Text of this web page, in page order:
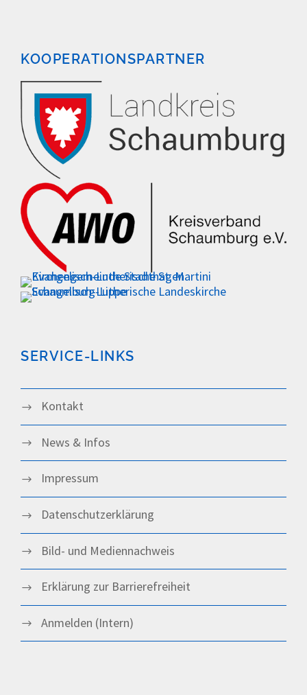
KOOPERATIONSPARTNER
SERVICE-LINKS
Kontakt
News & Infos
Impressum
Datenschutz­­erklärung
Bild- und Mediennachweis
Erklärung zur Barrierefreiheit
Anmelden (Intern)